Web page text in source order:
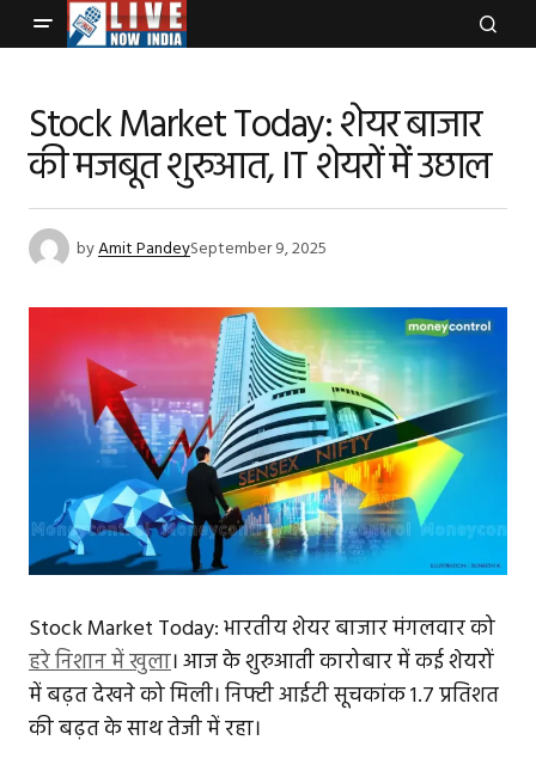
Stock Market Today: शेयर बाजार
की मजबूत शुरुआत, IT शेयरों में उछाल
byAmit PandeySeptember 9, 2025
Stock Market Today: भारतीय शेयर बाजार मंगलवार को
हरे निशान में खुला। आज के शुरुआती कारोबार में कई शेयरों
में बढ़त देखने को मिली। निफ्टी आईटी सूचकांक 1.7 प्रतिशत
की बढ़त के साथ तेजी में रहा।